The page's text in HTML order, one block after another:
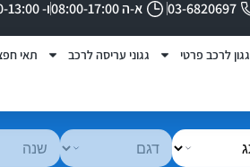
03-6820697 א-ה 08:00-17:00 ו- 08:00-13:00
גגון לרכב פרטי גגוני עריסה לרכב תאי